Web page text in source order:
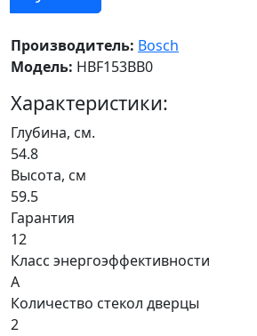
Производитель: Bosch
Модель: HBF153BB0
Характеристики:
Глубина, см.
54.8
Высота, см
59.5
Гарантия
12
Класс энергоэффективности
A
Количество стекол дверцы
2